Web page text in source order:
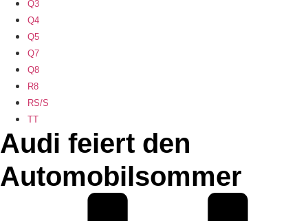
Q3
Q4
Q5
Q7
Q8
R8
RS/S
TT
Audi feiert den
Automobilsommer